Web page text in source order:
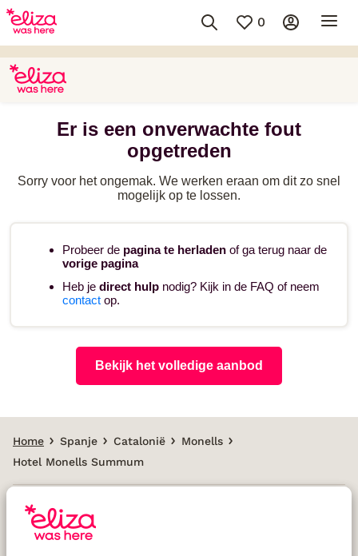
0
Er is een onverwachte fout
opgetreden
Sorry voor het ongemak. We werken eraan om dit zo snel
mogelijk op te lossen.
Probeer de pagina te herladen of ga terug naar de
vorige pagina
Heb je direct hulp nodig? Kijk in de FAQ of neem
contact op.
Bekijk het volledige aanbod
Home Spanje Catalonië
Monells
Hotel Monells Summum